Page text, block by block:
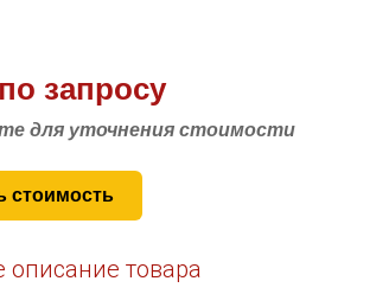
запросу
для уточнения стоимости
стоимость
описание товара